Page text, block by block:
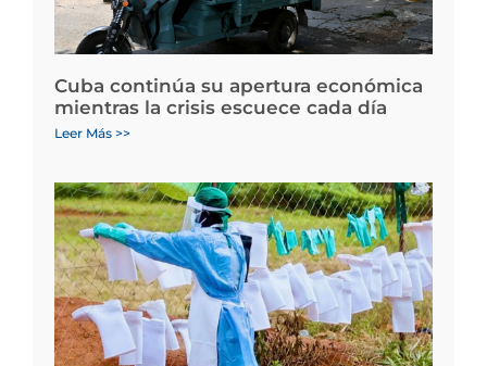
Cuba continúa su apertura económica
mientras la crisis escuece cada día
Leer Más >>